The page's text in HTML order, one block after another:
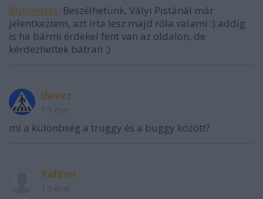
@streetsta: Beszélhetünk, Vályi Pistánál már
jelentkeztem, azt írta lesz majd róla valami :) addig
is ha bármi érdekel fent van az oldalon, de
kérdezhettek bátran :)
davez
mi a különbség a truggy és a buggy között?
Yahher